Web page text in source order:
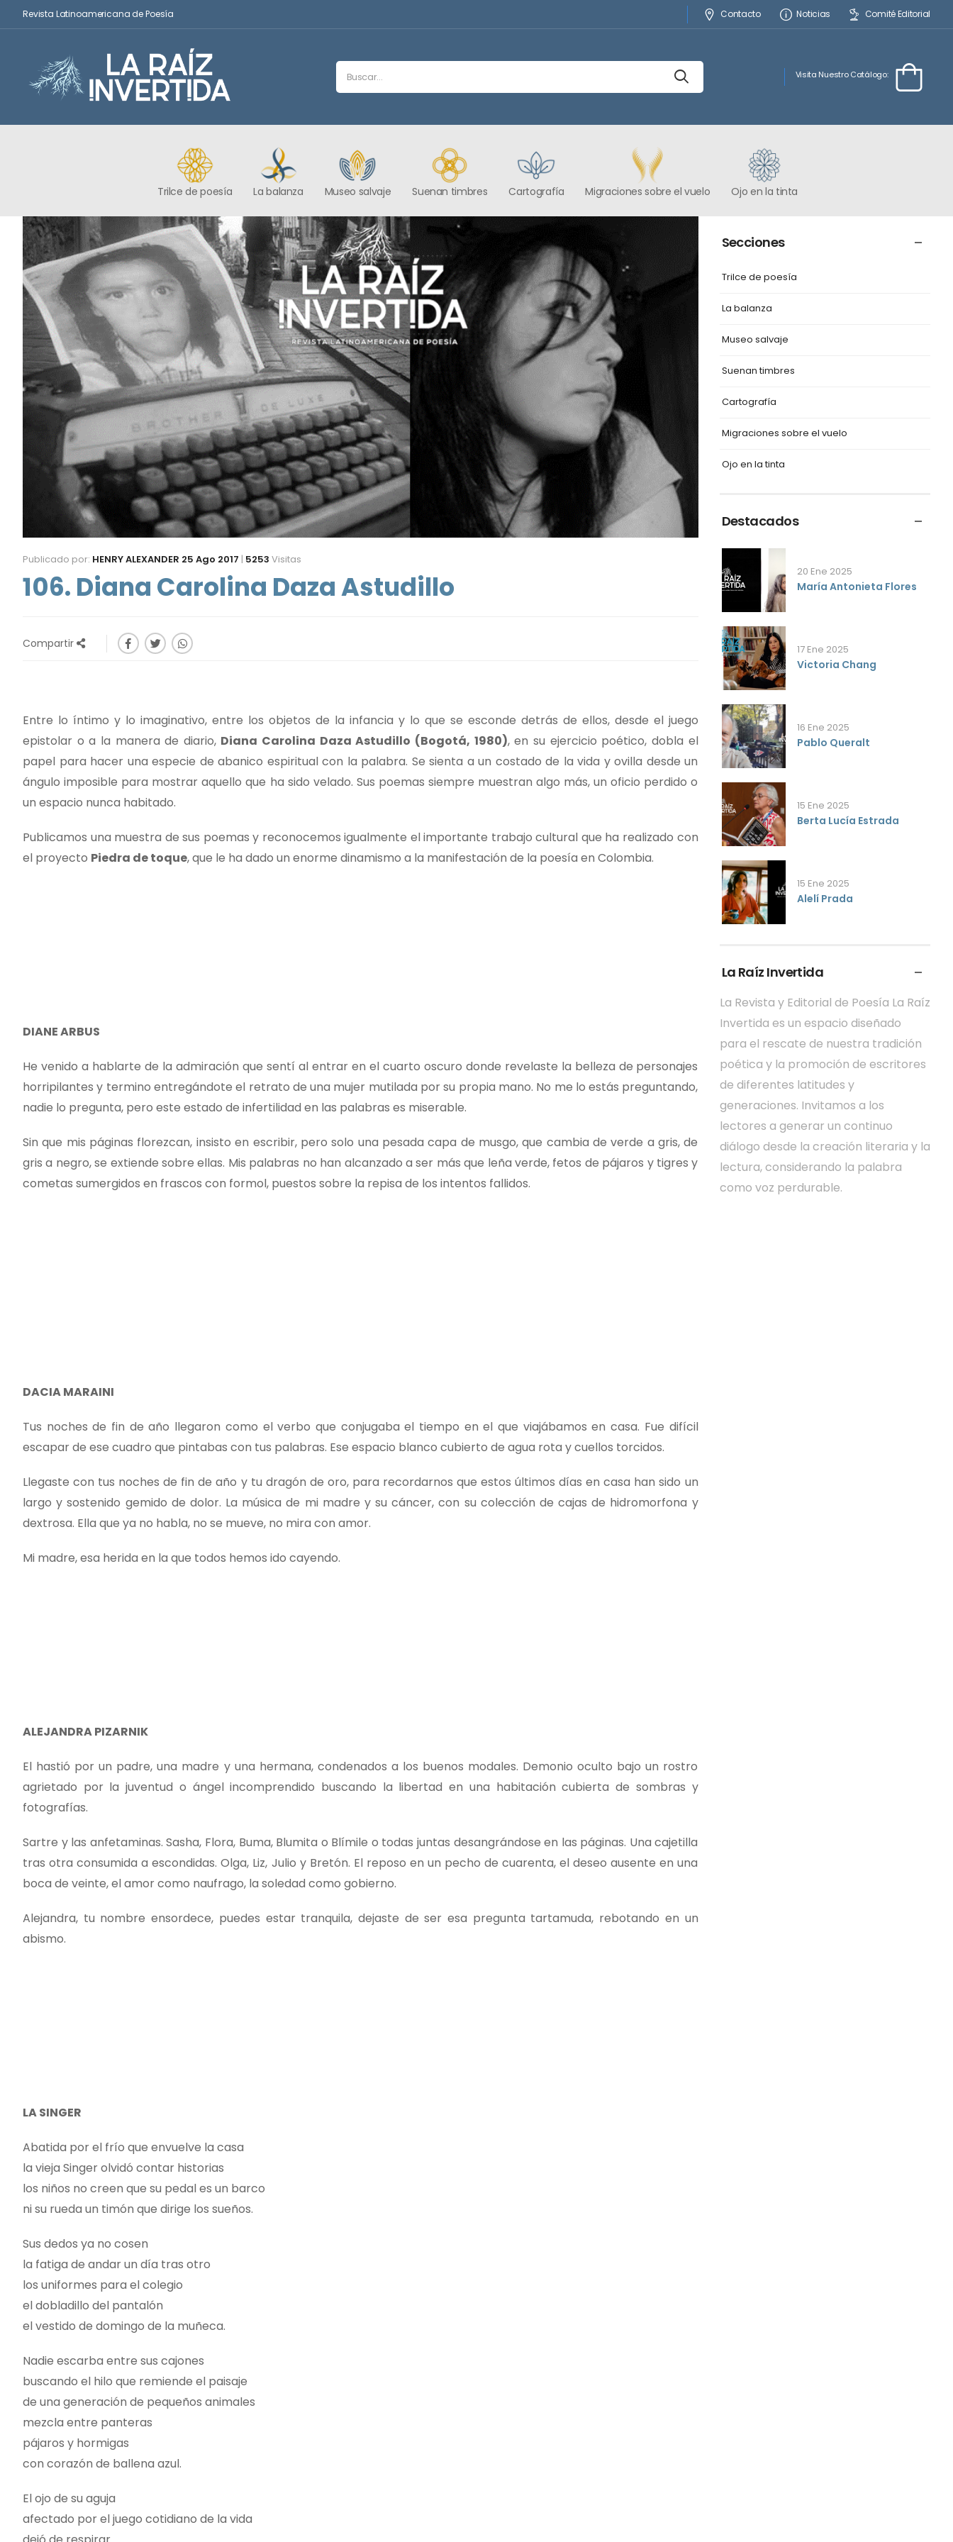
Revista Latinoamericana de Poesía Contacto Noticias Comité Editorial
Visita Nuestro Catálogo:
Trilce de poesía La balanza Museo salvaje Suenan timbres Cartografía Migraciones sobre el vuelo Ojo en la tinta
Publicado por: HENRY ALEXANDER 25 Ago 2017 | 5253 Visitas
106. Diana Carolina Daza Astudillo
Compartir
Entre lo íntimo y lo imaginativo, entre los objetos de la infancia y lo que se esconde detrás de ellos, desde el juego
epistolar o a la manera de diario, Diana Carolina Daza Astudillo (Bogotá, 1980), en su ejercicio poético, dobla el
papel para hacer una especie de abanico espiritual con la palabra. Se sienta a un costado de la vida y ovilla desde un
ángulo imposible para mostrar aquello que ha sido velado. Sus poemas siempre muestran algo más, un oficio perdido o
un espacio nunca habitado.
Publicamos una muestra de sus poemas y reconocemos igualmente el importante trabajo cultural que ha realizado con
el proyecto Piedra de toque, que le ha dado un enorme dinamismo a la manifestación de la poesía en Colombia.
DIANE ARBUS
He venido a hablarte de la admiración que sentí al entrar en el cuarto oscuro donde revelaste la belleza de personajes
horripilantes y termino entregándote el retrato de una mujer mutilada por su propia mano. No me lo estás preguntando,
nadie lo pregunta, pero este estado de infertilidad en las palabras es miserable.
Sin que mis páginas florezcan, insisto en escribir, pero solo una pesada capa de musgo, que cambia de verde a gris, de
gris a negro, se extiende sobre ellas. Mis palabras no han alcanzado a ser más que leña verde, fetos de pájaros y tigres y
cometas sumergidos en frascos con formol, puestos sobre la repisa de los intentos fallidos.
DACIA MARAINI
Tus noches de fin de año llegaron como el verbo que conjugaba el tiempo en el que viajábamos en casa. Fue difícil
escapar de ese cuadro que pintabas con tus palabras. Ese espacio blanco cubierto de agua rota y cuellos torcidos.
Llegaste con tus noches de fin de año y tu dragón de oro, para recordarnos que estos últimos días en casa han sido un
largo y sostenido gemido de dolor. La música de mi madre y su cáncer, con su colección de cajas de hidromorfona y
dextrosa. Ella que ya no habla, no se mueve, no mira con amor.
Mi madre, esa herida en la que todos hemos ido cayendo.
ALEJANDRA PIZARNIK
El hastió por un padre, una madre y una hermana, condenados a los buenos modales. Demonio oculto bajo un rostro
agrietado por la juventud o ángel incomprendido buscando la libertad en una habitación cubierta de sombras y
fotografías.
Sartre y las anfetaminas. Sasha, Flora, Buma, Blumita o Blímile o todas juntas desangrándose en las páginas. Una cajetilla
tras otra consumida a escondidas. Olga, Liz, Julio y Bretón. El reposo en un pecho de cuarenta, el deseo ausente en una
boca de veinte, el amor como naufrago, la soledad como gobierno.
Alejandra, tu nombre ensordece, puedes estar tranquila, dejaste de ser esa pregunta tartamuda, rebotando en un
abismo.
LA SINGER
Abatida por el frío que envuelve la casa
la vieja Singer olvidó contar historias
los niños no creen que su pedal es un barco
ni su rueda un timón que dirige los sueños.
Sus dedos ya no cosen
la fatiga de andar un día tras otro
los uniformes para el colegio
el dobladillo del pantalón
el vestido de domingo de la muñeca.
Nadie escarba entre sus cajones
buscando el hilo que remiende el paisaje
de una generación de pequeños animales
mezcla entre panteras
pájaros y hormigas
con corazón de ballena azul.
El ojo de su aguja
afectado por el juego cotidiano de la vida
Secciones
Trilce de poesía
La balanza
Museo salvaje
Suenan timbres
Cartografía
Migraciones sobre el vuelo
Ojo en la tinta
Destacados
20 Ene 2025
María Antonieta Flores
17 Ene 2025
Victoria Chang
16 Ene 2025
Pablo Queralt
15 Ene 2025
Berta Lucía Estrada
15 Ene 2025
Alelí Prada
La Raíz Invertida
La Revista y Editorial de Poesía La Raíz
Invertida es un espacio diseñado
para el rescate de nuestra tradición
poética y la promoción de escritores
de diferentes latitudes y
generaciones. Invitamos a los
lectores a generar un continuo
diálogo desde la creación literaria y la
lectura, considerando la palabra
como voz perdurable.